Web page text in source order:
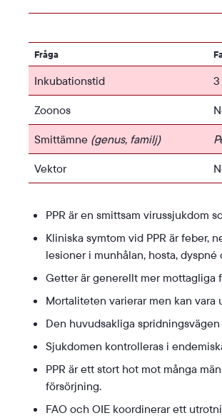
Fråga
Inkubationstid 3
Zoonos
Smittämne (genus, familj)
Vektor
PPR är en smittsam virussjukdom
Kliniska symtom vid PPR är feber,
lesioner i munhålan, hosta,
Getter är generellt mer mottagliga
Mortaliteten varierar men kan vara
Den huvudsakliga
Sjukdomen kontrolleras i
PPR är ett stort hot mot många
försörjning.
FAO och OIE koordinerar ett